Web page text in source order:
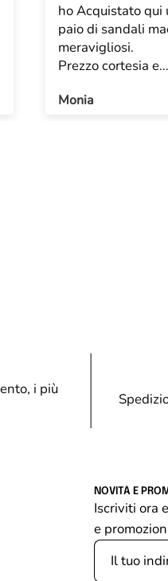
ho Acquistato qui
paio di sandali
meravigliosi.
Prezzo cortesia e
Monia
i più
NOVITÀ E
Iscriviti ora
e